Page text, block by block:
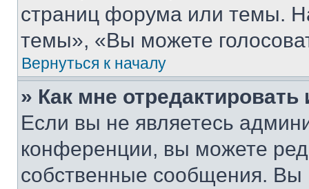
страниц форума или темы.
темы», «Вы можете
Вернуться к началу
» Как мне
Если вы не являетесь
конференции, вы можете
собственные сообщения. Вы